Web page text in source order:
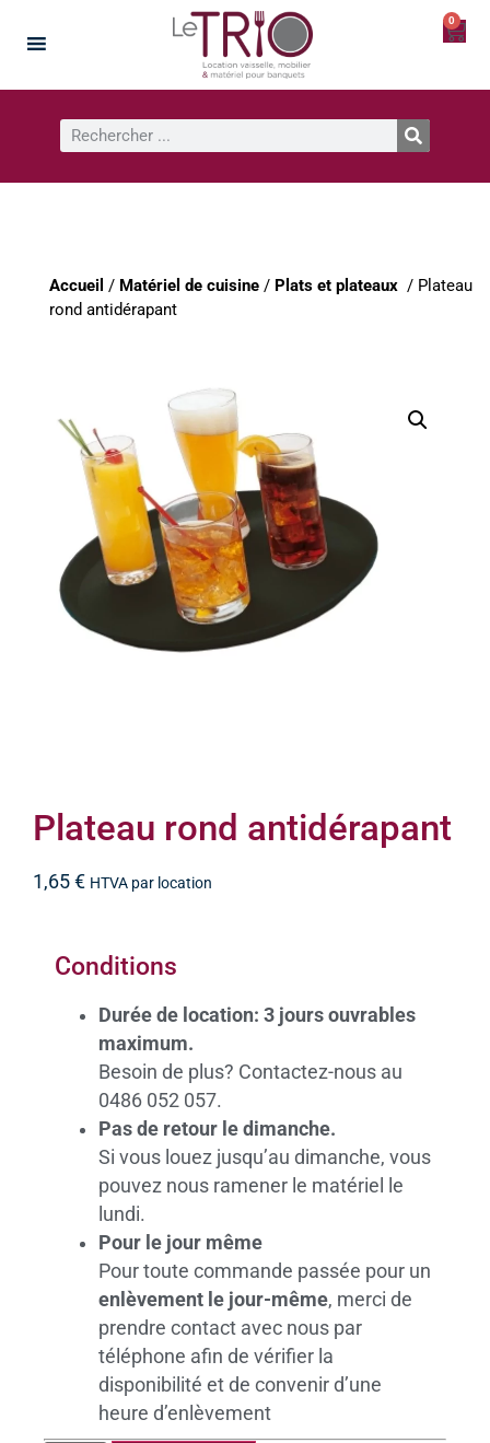
0
Accueil / Matériel de cuisine / Plats et plateaux / Plateau
rond antidérapant
Plateau rond antidérapant
1,65 € HTVA par location
Conditions
Durée de location: 3 jours ouvrables
maximum.
Besoin de plus? Contactez-nous au
0486 052 057.
Pas de retour le dimanche.
Si vous louez jusqu’au dimanche, vous
pouvez nous ramener le matériel le
lundi.
Pour le jour même
Pour toute commande passée pour un
enlèvement le jour-même, merci de
prendre contact avec nous par
téléphone afin de vérifier la
disponibilité et de convenir d’une
heure d’enlèvement